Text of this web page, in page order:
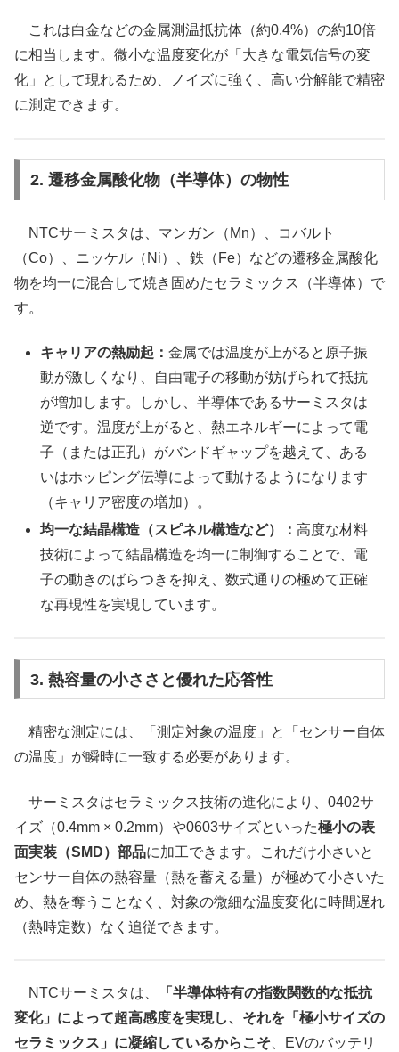
これは白金などの金属測温抵抗体（約0.4%）の約10倍
に相当します。微小な温度変化が「大きな電気信号の変
化」として現れるため、ノイズに強く、高い分解能で精密
に測定できます。
2. 遷移金属酸化物（半導体）の物性
NTCサーミスタは、マンガン（Mn）、コバルト
（Co）、ニッケル（Ni）、鉄（Fe）などの遷移金属酸化
物を均一に混合して焼き固めたセラミックス（半導体）で
す。
キャリアの熱励起：金属では温度が上がると原子振
動が激しくなり、自由電子の移動が妨げられて抵抗
が増加します。しかし、半導体であるサーミスタは
逆です。温度が上がると、熱エネルギーによって電
子（または正孔）がバンドギャップを越えて、ある
いはホッピング伝導によって動けるようになります
（キャリア密度の増加）。
均一な結晶構造（スピネル構造など）：高度な材料
技術によって結晶構造を均一に制御することで、電
子の動きのばらつきを抑え、数式通りの極めて正確
な再現性を実現しています。
3. 熱容量の小ささと優れた応答性
精密な測定には、「測定対象の温度」と「センサー自体
の温度」が瞬時に一致する必要があります。
サーミスタはセラミックス技術の進化により、0402サ
イズ（0.4mm × 0.2mm）や0603サイズといった極小の表
面実装（SMD）部品に加工できます。これだけ小さいと
センサー自体の熱容量（熱を蓄える量）が極めて小さいた
め、熱を奪うことなく、対象の微細な温度変化に時間遅れ
（熱時定数）なく追従できます。
NTCサーミスタは、
「半導体特有の指数関数的な抵抗
変化」によって超高感度を実現し、それを「極小サイズの
セラミックス」に凝縮しているからこそ 、EVのバッテリ